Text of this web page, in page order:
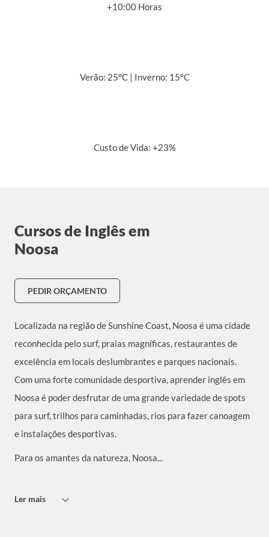
+10:00 Horas
Verão: 25ºC | Inverno: 15ºC
Custo de Vida: +23%
Cursos de Inglês em
Noosa
PEDIR ORÇAMENTO
Localizada na região de Sunshine Coast, Noosa é uma cidade
reconhecida pelo surf, praias magníficas, restaurantes de
excelência em locais deslumbrantes e parques nacionais.
Com uma forte comunidade desportiva, aprender inglês em
Noosa é poder desfrutar de uma grande variedade de spots
para surf, trilhos para caminhadas, rios para fazer canoagem
e instalações desportivas.
Para os amantes da natureza, Noosa...
Ler mais